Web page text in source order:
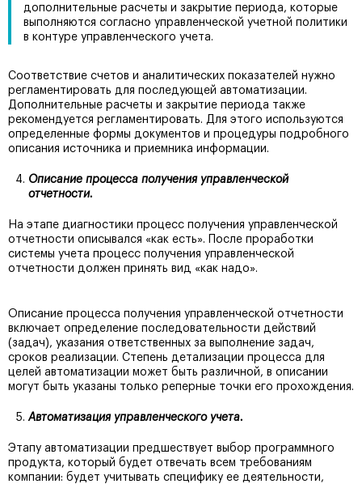
дополнительные расчеты и закрытие периода, которые
выполняются согласно управленческой учетной политики
в контуре управленческого учета.
Соответствие счетов и аналитических показателей нужно
регламентировать для последующей автоматизации.
Дополнительные расчеты и закрытие периода также
рекомендуется регламентировать. Для этого используются
определенные формы документов и процедуры подробного
описания источника и приемника информации.
Описание процесса получения управленческой
отчетности.
На этапе диагностики процесс получения управленческой
отчетности описывался «как есть». После проработки
системы учета процесс получения управленческой
отчетности должен принять вид «как надо».
Описание процесса получения управленческой отчетности
включает определение последовательности действий
(задач), указания ответственных за выполнение задач,
сроков реализации. Степень детализации процесса для
целей автоматизации может быть различной, в описании
могут быть указаны только реперные точки его прохождения.
Автоматизация управленческого учета.
Этапу автоматизации предшествует выбор программного
продукта, который будет отвечать всем требованиям
компании: будет учитывать специфику ее деятельности,